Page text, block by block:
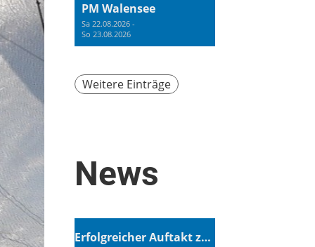
PM Walensee
Sa 22.08.2026 -
So 23.08.2026
Weitere Einträge
News
Erfolgreicher Auftakt zur Swiss Sailing Challenge League 2026